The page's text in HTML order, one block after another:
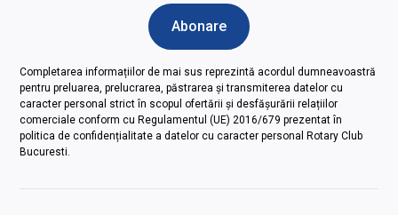
Completarea informațiilor de mai sus reprezintă acordul dumneavoastră
pentru preluarea, prelucrarea, păstrarea și transmiterea datelor cu
caracter personal strict în scopul ofertării și desfășurării relațiilor
comerciale conform cu Regulamentul (UE) 2016/679 prezentat în
politica de confidențialitate a datelor cu caracter personal Rotary Club
Bucuresti.